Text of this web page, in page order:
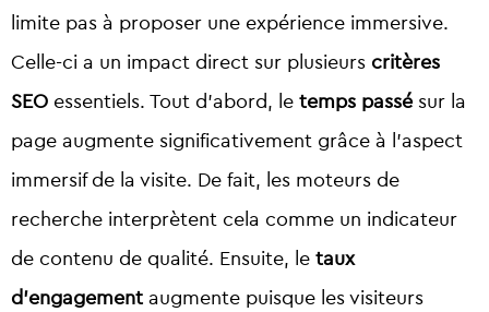
limite pas à proposer une expérience immersive.
Celle-ci a un impact direct sur plusieurs critères
SEO essentiels. Tout d’abord, le temps passé sur la
page augmente significativement grâce à l’aspect
immersif de la visite. De fait, les moteurs de
recherche interprètent cela comme un indicateur
de contenu de qualité. Ensuite, le taux
d’engagement augmente puisque les visiteurs